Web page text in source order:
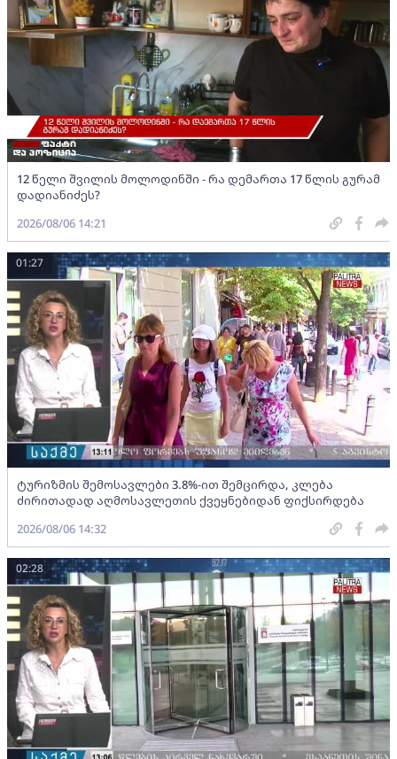
12 წელი შვილის მოლოდინში - რა დემართა 17 წლის გურამ
დადიანიძეს?
2026/08/06 14:21
ტურიზმის შემოსავლები 3.8%-ით შემცირდა, კლება
ძირითადად აღმოსავლეთის ქვეყნებიდან ფიქსირდება
01:27
2026/08/06 14:32
02:28